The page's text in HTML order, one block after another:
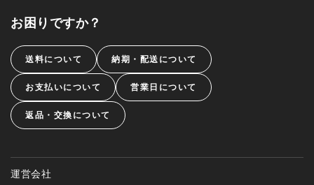
お困りですか？
送料について 納期・配送について
お支払いについて 営業日について
返品・交換について
運営会社